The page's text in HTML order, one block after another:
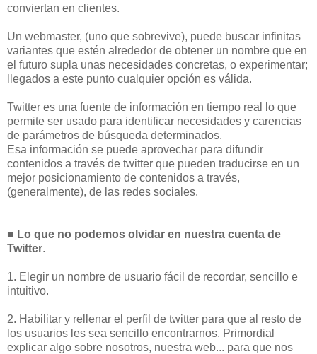
conviertan en clientes.
Un webmaster, (uno que sobrevive), puede buscar infinitas
variantes que estén alrededor de obtener un nombre que en
el futuro supla unas necesidades concretas, o experimentar;
llegados a este punto cualquier opción es válida.
Twitter es una fuente de información en tiempo real lo que
permite ser usado para identificar necesidades y carencias
de parámetros de búsqueda determinados.
Esa información se puede aprovechar para difundir
contenidos a través de twitter que pueden traducirse en un
mejor posicionamiento de contenidos a través,
(generalmente), de las redes sociales.
■ Lo que no podemos olvidar en nuestra cuenta de
Twitter.
1. Elegir un nombre de usuario fácil de recordar, sencillo e
intuitivo.
2. Habilitar y rellenar el perfil de twitter para que al resto de
los usuarios les sea sencillo encontrarnos. Primordial
explicar algo sobre nosotros, nuestra web... para que nos